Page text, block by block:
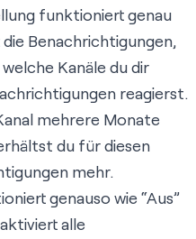
funktioniert genau
Benachrichtigungen,
Kanäle du dir
reagierst.
mehrere Monate
du für diesen
mehr.
genauso wie “Aus”
alle